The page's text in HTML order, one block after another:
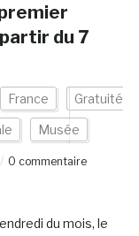
du 7
France Gratuité
Musée
0 commentaire
du mois, le